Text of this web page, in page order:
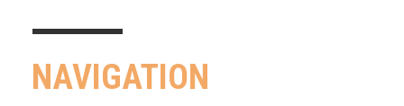
NAVIGATION